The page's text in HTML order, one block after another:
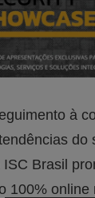
à
do
Brasil
100% online